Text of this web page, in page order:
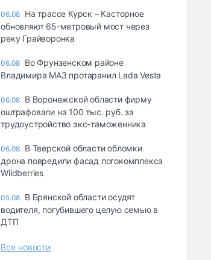
06.08 На трассе Курск – Касторное
обновляют 65-метровый мост через
реку Грайворонка
06.08 Во Фрунзенском районе
Владимира МАЗ протаранил Lada Vesta
06.08 В Воронежской области фирму
оштрафовали на 100 тыс. руб. за
трудоустройство экс-таможенника
06.08 В Тверской области обломки
дрона повредили фасад логокомплекса
Wildberries
05.08 В Брянской области осудят
водителя, погубившего целую семью в
ДТП
Все новости